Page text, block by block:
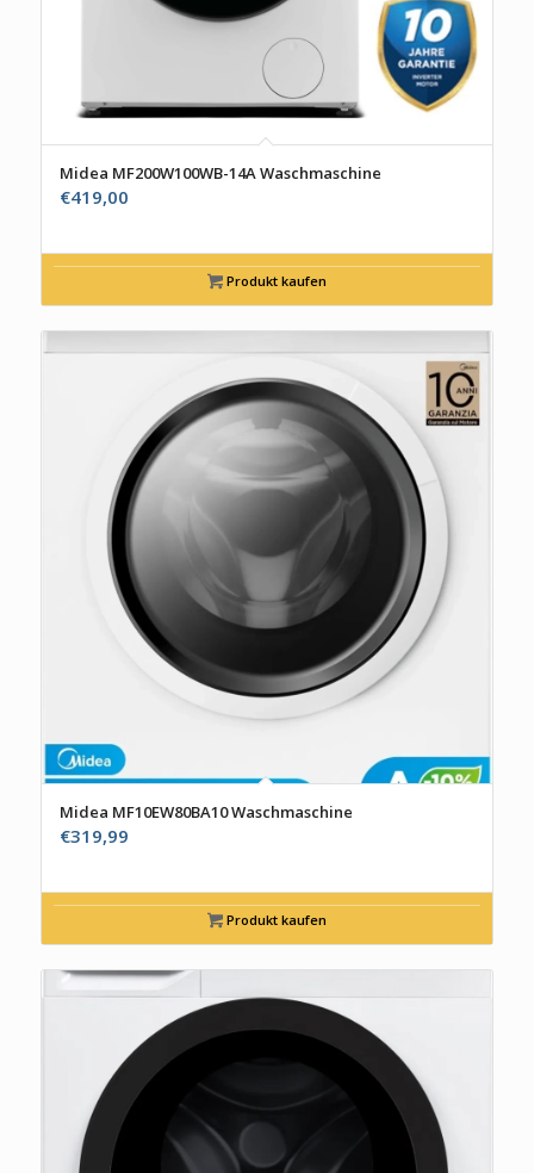
Midea MF200W100WB-14A Waschmaschine
€419,00
Produkt kaufen
Midea MF10EW80BA10 Waschmaschine
€319,99
Produkt kaufen